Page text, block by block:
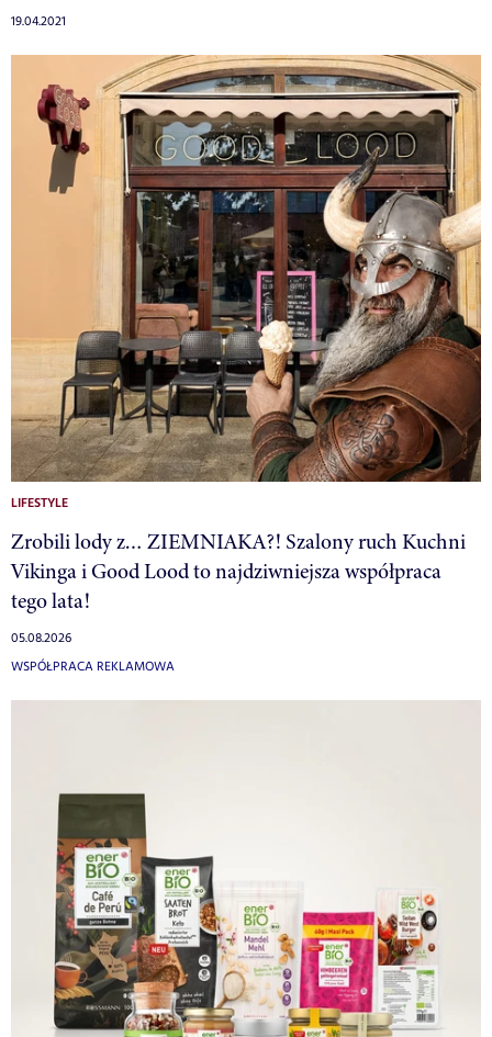
19.04.2021
LIFESTYLE
Zrobili lody z… ZIEMNIAKA?! Szalony ruch Kuchni
Vikinga i Good Lood to najdziwniejsza współpraca
tego lata!
05.08.2026
WSPÓŁPRACA REKLAMOWA